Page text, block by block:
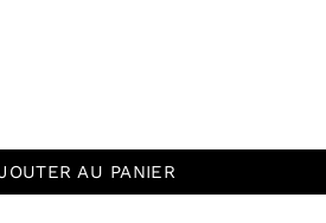
Cocktail Fleurs
AU PANIER